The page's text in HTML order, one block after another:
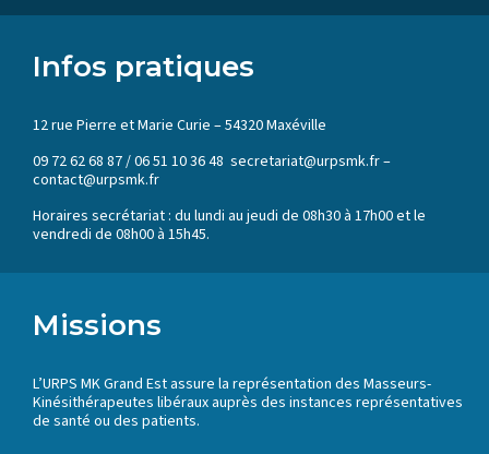
Infos pratiques
12 rue Pierre et Marie Curie – 54320 Maxéville
09 72 62 68 87 / 06 51 10 36 48 secretariat@urpsmk.fr –
contact@urpsmk.fr
Horaires secrétariat : du lundi au jeudi de 08h30 à 17h00 et le
vendredi de 08h00 à 15h45.
Missions
L’URPS MK Grand Est assure la représentation des Masseurs-
Kinésithérapeutes libéraux auprès des instances représentatives
de santé ou des patients.